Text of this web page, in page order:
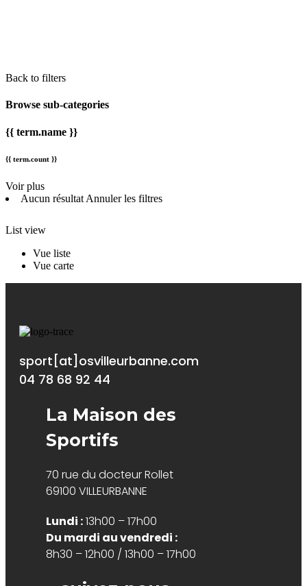
Back to filters
Browse sub-categories
{{ term.name }}
{{ term.count }}
Voir plus
Aucun résultatAnnuler les filtres
List view
Vue liste
Vue carte
sport[at]osvilleurbanne.com
04 78 68 92 44
La Maison des
Sportifs
70 rue du docteur Rollet
69100 VILLEURBANNE
Lundi :13h00 – 17h00
Du mardi au vendredi :
8h30 – 12h00 / 13h00 – 17h00